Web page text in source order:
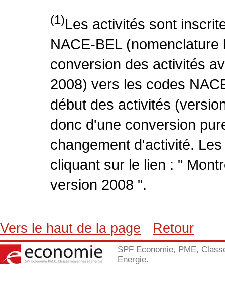
(1)Les activités sont
NACE-BEL
conversion des activités
2008) vers les codes
début des activités
donc d'une conversion
changement d'activité.
cliquant sur le lien : "
version 2008 ".
Vers le haut de la page Retour
SPF Economie, PME,
Energie.